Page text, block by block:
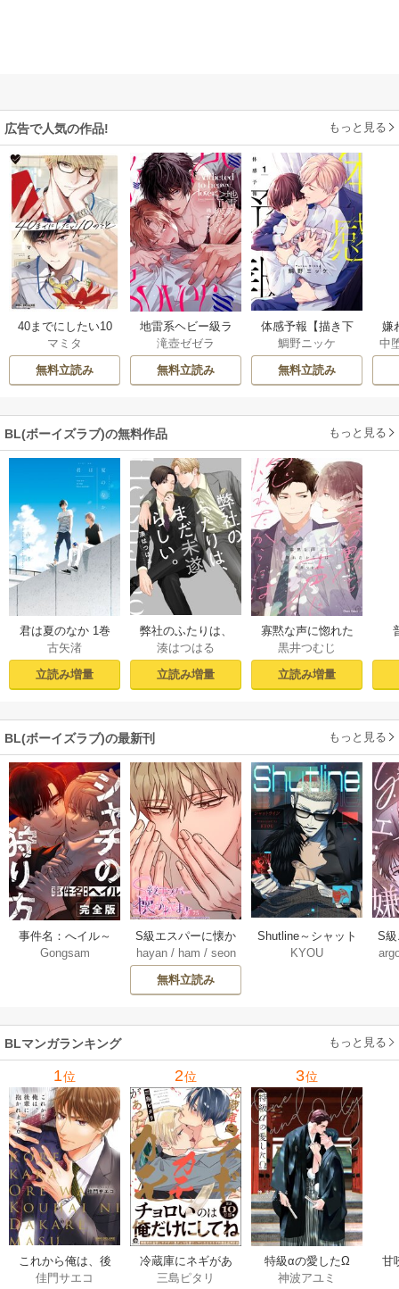
広告で人気の作品! もっと見る
40までにしたい10
のこと
マミタ
無料立読み
地雷系ヘビー級ラ
バー【単行本版】
滝壺ゼゼラ
無料立読み
体感予報【描き下
ろしおまけ付き特
装版】
鯛野ニッケ
無料立読み
嫌
は
中
BL(ボーイズラブ)の無料作品 もっと見る
君は夏のなか 1巻
古矢渚
立読み増量
弊社のふたりは、
まだ未遂らしい。
１【コミックシー
モア限定描き下ろ
湊はつはる
立読み増量
寡黙な声に惚れた
からには【おまけ
付き電子限定版】
黒井つむじ
立読み増量
BL(ボーイズラブ)の最新刊 もっと見る
事件名：へイル～
シャチの狩り方～
Gongsam
S級エスパーに懐か
れてます【タテヨ
ミ】 75巻
hayan/ ham / seon
eedyou
無料立読み
Shutline～シャット
ライン～【タテヨ
KYOU
S
れ
BLマンガランキング もっと見る
1位
これから俺は、後
輩に抱かれます
佳門サエコ
2位
冷蔵庫にネギがあ
ったカモ
三島ピタリ
3位
特級αの愛したΩ
神波アユミ
甘